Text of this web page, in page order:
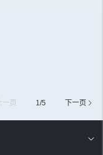
一页 1/5 下一页